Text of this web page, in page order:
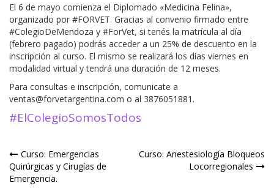
El 6 de mayo comienza el Diplomado «Medicina Felina»,
organizado por #FORVET. Gracias al convenio firmado entre
#ColegioDeMendoza y #ForVet, si tenés la matrícula al día
(febrero pagado) podrás acceder a un 25% de descuento en la
inscripción al curso. El mismo se realizará los días viernes en
modalidad virtual y tendrá una duración de 12 meses.
Para consultas e inscripción, comunicate a
ventas@forvetargentina.com o al 3876051881.
#ElColegioSomosTodos
Navegación
de
Curso: Emergencias
Quirúrgicas y Cirugías de
Emergencia.
Curso: Anestesiología Bloqueos
Locorregionales